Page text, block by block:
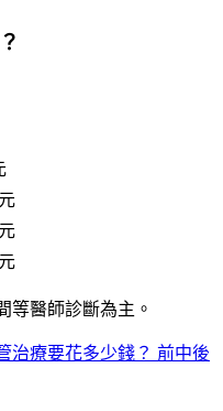
等醫師診斷為主 。
治療要花多少錢？ 前中後